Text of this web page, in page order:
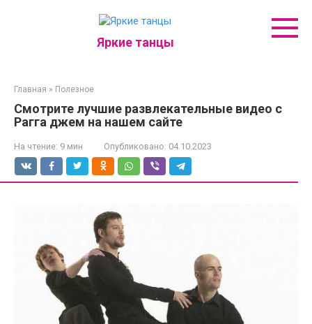
Яркие танцы
Главная » Полезное
Смотрите лучшие развлекательные видео с
Рагга джем на нашем сайте
На чтение: 9 мин Опубликовано: 04.10.2023